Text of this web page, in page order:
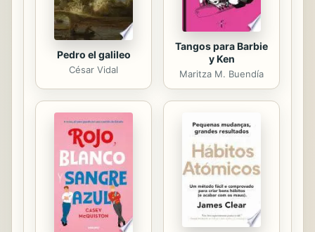
Pedro el galileo
César Vidal
Tangos para Barbie
y Ken
Maritza M. Buendía